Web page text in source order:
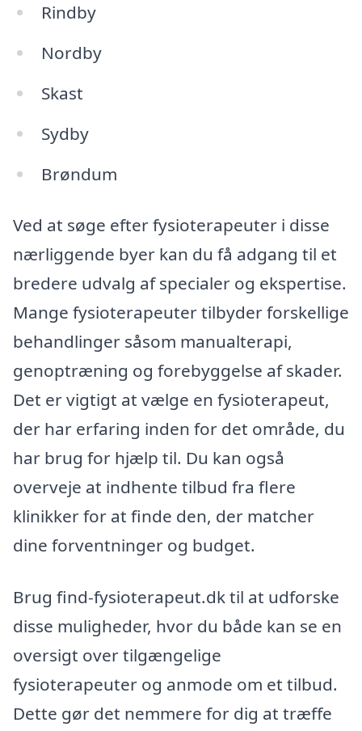
Rindby
Nordby
Skast
Sydby
Brøndum
Ved at søge efter fysioterapeuter i disse
nærliggende byer kan du få adgang til et
bredere udvalg af specialer og ekspertise.
Mange fysioterapeuter tilbyder forskellige
behandlinger såsom manualterapi,
genoptræning og forebyggelse af skader.
Det er vigtigt at vælge en fysioterapeut,
der har erfaring inden for det område, du
har brug for hjælp til. Du kan også
overveje at indhente tilbud fra flere
klinikker for at finde den, der matcher
dine forventninger og budget.
Brug find-fysioterapeut.dk til at udforske
disse muligheder, hvor du både kan se en
oversigt over tilgængelige
fysioterapeuter og anmode om et tilbud.
Dette gør det nemmere for dig at træffe